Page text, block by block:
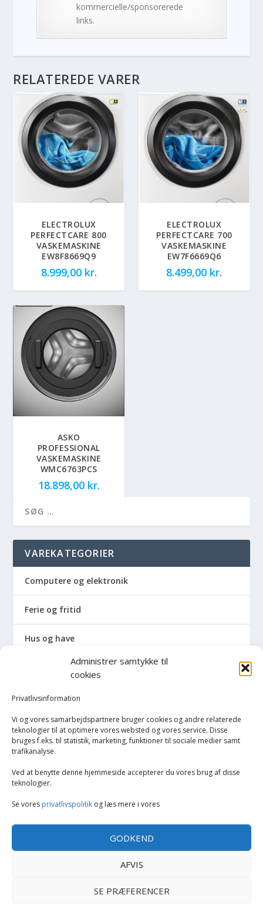
Administrer samtykke til
cookies
Privatlivsinformation
Vi og vores samarbejdspartnere bruger cookies og andre relaterede
teknologier til at optimere vores websted og vores service. Disse
bruges f.eks. til statistik, marketing, funktioner til sociale medier samt
trafikanalyse.
Ved at benytte denne hjemmeside accepterer du vores brug af disse
teknologier.
Se vores privatlivspolitik og læs mere i vores
GODKEND
AFVIS
SE PRÆFERENCER
kommercielle/sponsorerede
links.
RELATEREDE VARER
ELECTROLUX
PERFECTCARE 800
VASKEMASKINE
EW8F8669Q9
8.999,00 kr.
ELECTROLUX
PERFECTCARE 700
VASKEMASKINE
EW7F6669Q6
8.499,00 kr.
ASKO
PROFESSIONAL
VASKEMASKINE
WMC6763PCS
18.898,00 kr.
VAREKATEGORIER
Computere og elektronik
Ferie og fritid
Hus og have
Havemaskiner
Hvidevarer
Tørretumblere og tørreskabe
Vaskemaskiner
Køkken
Opvarmning